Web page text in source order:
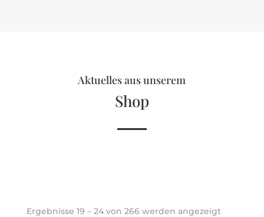
Aktuelles aus unserem
Shop
Ergebnisse 19 – 24 von 266 werden angezeigt